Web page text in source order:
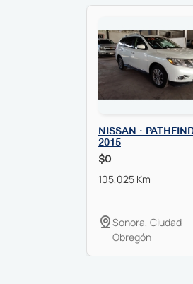
NISSAN ·
2015
$0
105,025 Km
Sonora, Ciudad
Obregón